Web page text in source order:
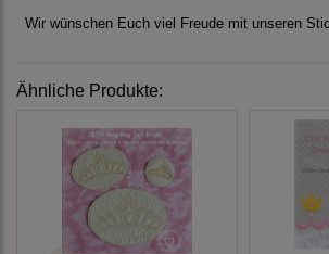
Wir wünschen Euch viel Freude mit unseren
Ähnliche Produkte: